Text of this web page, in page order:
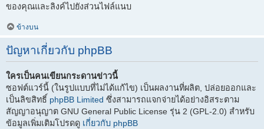
ของคุณและลิงค์ไปยังส่วนไฟล์แนบ
ข้างบน
ปัญหาเกี่ยวกับ phpBB
ใครเป็นคนเขียนกระดานข่าวนี้
ซอฟต์แวร์นี้ (ในรูปแบบที่ไม่ได้แก้ไข) เป็นผลงานที่ผลิต, ปล่อยออกและ
เป็นลิขสิทธิ์ phpBB Limited ซึ่งสามารถแจกจ่ายได้อย่างอิสระตาม
สัญญาอนุญาต GNU General Public License รุ่น 2 (GPL-2.0) สำหรับ
ข้อมูลเพิ่มเติมโปรดดู เกี่ยวกับ phpBB